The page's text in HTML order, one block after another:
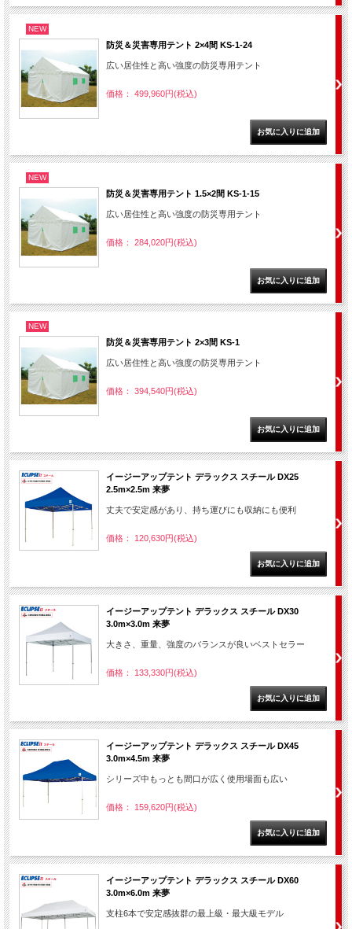
NEW
防災＆災害専用テント 2×4間 KS-1-24
広い居住性と高い強度の防災専用テント
価格： 499,960円(税込)
NEW
防災＆災害専用テント 1.5×2間 KS-1-15
広い居住性と高い強度の防災専用テント
価格： 284,020円(税込)
NEW
防災＆災害専用テント 2×3間 KS-1
広い居住性と高い強度の防災専用テント
価格： 394,540円(税込)
イージーアップテント デラックス スチール DX25
2.5m×2.5m 来夢
丈夫で安定感があり、持ち運びにも収納にも便利
価格： 120,630円(税込)
イージーアップテント デラックス スチール DX30
3.0m×3.0m 来夢
大きさ、重量、強度のバランスが良いベストセラー
価格： 133,330円(税込)
イージーアップテント デラックス スチール DX45
3.0m×4.5m 来夢
シリーズ中もっとも間口が広く使用場面も広い
価格： 159,620円(税込)
イージーアップテント デラックス スチール DX60
3.0m×6.0m 来夢
支柱6本で安定感抜群の最上級・最大級モデル